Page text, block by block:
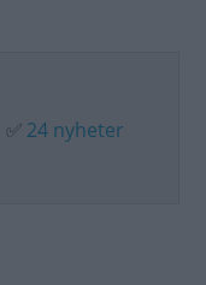
✅ 24 nyheter